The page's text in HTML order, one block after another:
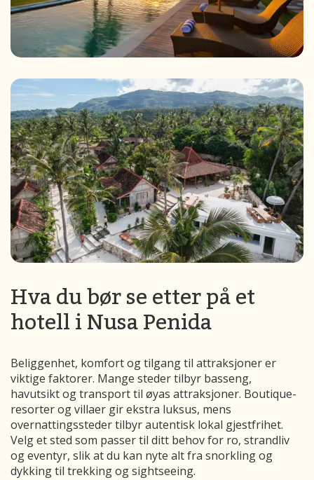
Hva du bør se etter på et
hotell i Nusa Penida
Beliggenhet, komfort og tilgang til attraksjoner er
viktige faktorer. Mange steder tilbyr basseng,
havutsikt og transport til øyas attraksjoner. Boutique-
resorter og villaer gir ekstra luksus, mens
overnattingssteder tilbyr autentisk lokal gjestfrihet.
Velg et sted som passer til ditt behov for ro, strandliv
og eventyr, slik at du kan nyte alt fra snorkling og
dykking til trekking og sightseeing.